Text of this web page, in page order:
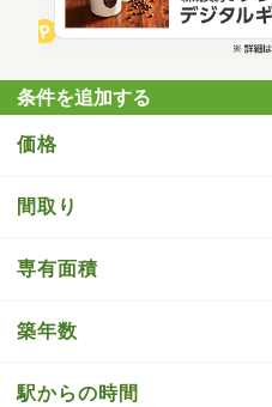
条件を追加する
価格
間取り
専有面積
築年数
駅からの時間